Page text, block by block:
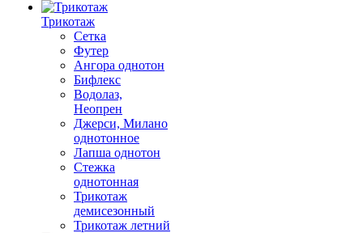
Трикотаж
Сетка
Футер
Ангора однотон
Бифлекс
Водолаз,
Неопрен
Джерси, Милано
однотонное
Лапша однотон
Стежка
однотонная
Трикотаж
демисезонный
Трикотаж летний